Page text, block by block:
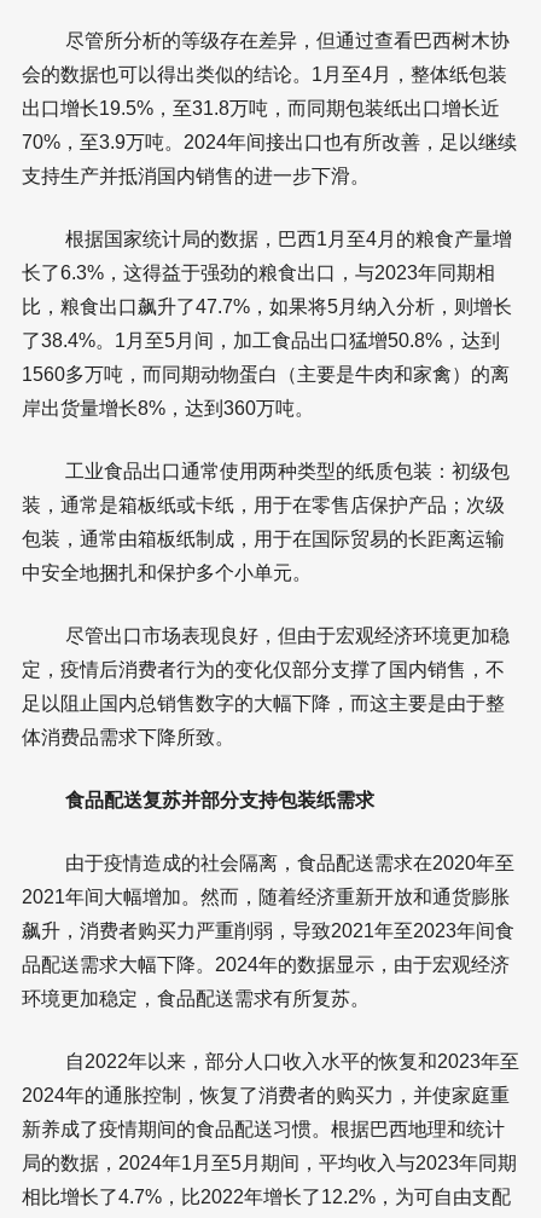
尽管所分析的等级存在差异，但通过查看巴西树木协
会的数据也可以得出类似的结论。1月至4月，整体纸包装
出口增长19.5%，至31.8万吨，而同期包装纸出口增长近
70%，至3.9万吨。2024年间接出口也有所改善，足以继续
支持生产并抵消国内销售的进一步下滑。
根据国家统计局的数据，巴西1月至4月的粮食产量增
长了6.3%，这得益于强劲的粮食出口，与2023年同期相
比，粮食出口飙升了47.7%，如果将5月纳入分析，则增长
了38.4%。1月至5月间，加工食品出口猛增50.8%，达到
1560多万吨，而同期动物蛋白（主要是牛肉和家禽）的离
岸出货量增长8%，达到360万吨。
工业食品出口通常使用两种类型的纸质包装：初级包
装，通常是箱板纸或卡纸，用于在零售店保护产品；次级
包装，通常由箱板纸制成，用于在国际贸易的长距离运输
中安全地捆扎和保护多个小单元。
尽管出口市场表现良好，但由于宏观经济环境更加稳
定，疫情后消费者行为的变化仅部分支撑了国内销售，不
足以阻止国内总销售数字的大幅下降，而这主要是由于整
体消费品需求下降所致。
食品配送复苏并部分支持包装纸需求
由于疫情造成的社会隔离，食品配送需求在2020年至
2021年间大幅增加。然而，随着经济重新开放和通货膨胀
飙升，消费者购买力严重削弱，导致2021年至2023年间食
品配送需求大幅下降。2024年的数据显示，由于宏观经济
环境更加稳定，食品配送需求有所复苏。
自2022年以来，部分人口收入水平的恢复和2023年至
2024年的通胀控制，恢复了消费者的购买力，并使家庭重
新养成了疫情期间的食品配送习惯。根据巴西地理和统计
局的数据，2024年1月至5月期间，平均收入与2023年同期
相比增长了4.7%，比2022年增长了12.2%，为可自由支配